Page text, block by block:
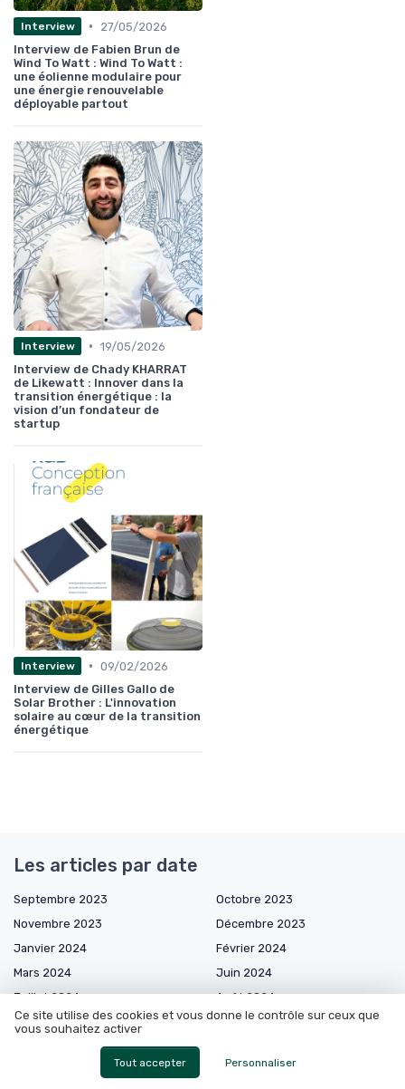
Interview •
27/05/2026
Interview de Fabien Brun de
Wind To Watt : Wind To Watt :
une éolienne modulaire pour
une énergie renouvelable
déployable partout
Interview • 19/05/2026
Interview de Chady KHARRAT
de Likewatt : Innover dans la
transition énergétique : la
vision d’un fondateur de
startup
Interview • 09/02/2026
Interview de Gilles Gallo de
Solar Brother : L'innovation
solaire au cœur de la transition
énergétique
Les articles par date
Septembre 2023
Octobre 2023
Novembre 2023
Décembre 2023
Janvier 2024
Février 2024
Mars 2024
Juin 2024
Juillet 2024
Août 2024
Septembre 2024
Décembre 2024
Avril 2025
Ce site utilise des cookies et vous donne le contrôle sur ceux que
vous souhaitez activer
Tout accepter Personnaliser